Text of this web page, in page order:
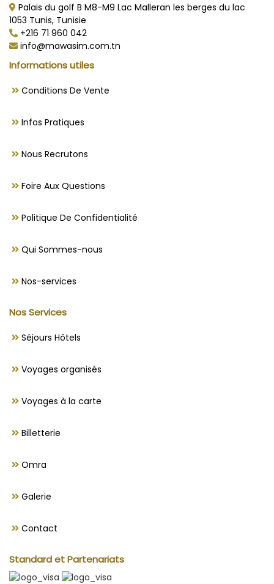
Palais du golf B M8-M9 Lac Malleran les berges du lac
1053 Tunis, Tunisie
+216 71 960 042
info@mawasim.com.tn
Informations utiles
Conditions De Vente
Infos Pratiques
Nous Recrutons
Foire Aux Questions
Politique De Confidentialité
Qui Sommes-nous
Nos-services
Nos Services
Séjours Hôtels
Voyages organisés
Voyages à la carte
Billetterie
Omra
Galerie
Contact
Standard et Partenariats